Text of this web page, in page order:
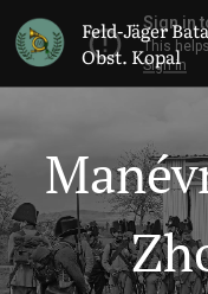
Feld-Jäger
Obst. Kopal